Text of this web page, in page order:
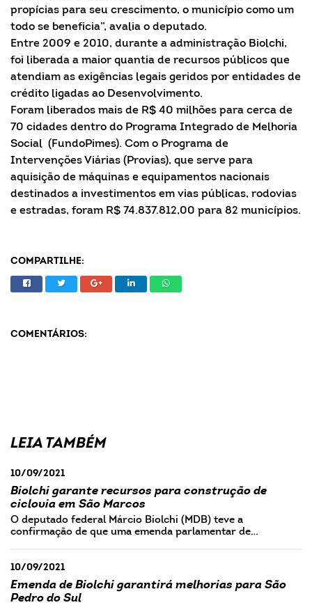
propícias para seu crescimento, o município como um
todo se beneficia”, avalia o deputado.
Entre 2009 e 2010, durante a administração Biolchi,
foi liberada a maior quantia de recursos públicos que
atendiam as exigências legais geridos por entidades de
crédito ligadas ao Desenvolvimento.
Foram liberados mais de R$ 40 milhões para cerca de
70 cidades dentro do Programa Integrado de Melhoria
Social (FundoPimes). Com o Programa de
Intervenções Viárias (Provias), que serve para
aquisição de máquinas e equipamentos nacionais
destinados a investimentos em vias públicas, rodovias
e estradas, foram R$ 74.837.812,00 para 82 municípios.
COMPARTILHE:
COMENTÁRIOS:
LEIA TAMBÉM
10/09/2021
Biolchi garante recursos para construção de
ciclovia em São Marcos
O deputado federal Márcio Biolchi (MDB) teve a
confirmação de que uma emenda parlamentar de…
10/09/2021
Emenda de Biolchi garantirá melhorias para São
Pedro do Sul